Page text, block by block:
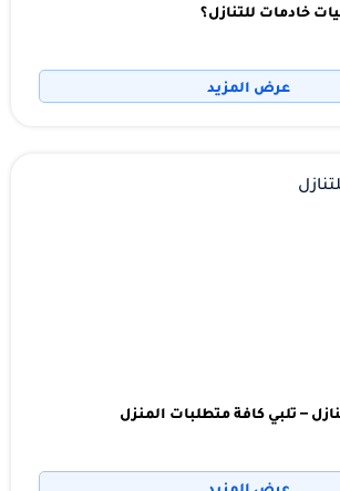
خادمات للتنازل؟
عرض المزيد
– تلبي كافة متطلبات المنزل
عرض المزيد